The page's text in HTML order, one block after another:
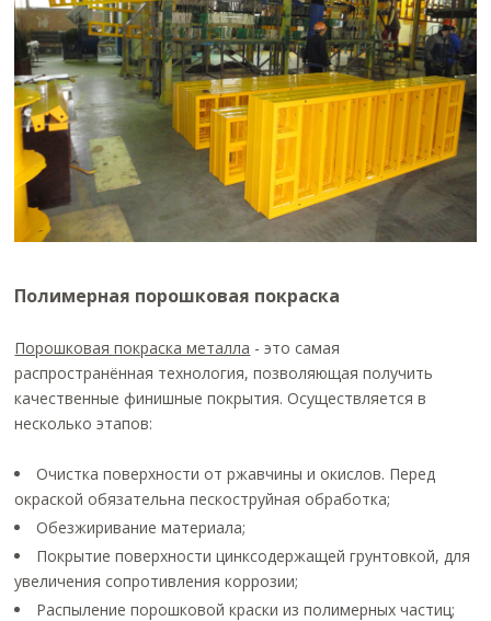
Полимерная порошковая покраска
Порошковая покраска металла - это самая
распространённая технология, позволяющая получить
качественные финишные покрытия. Осуществляется в
несколько этапов:
Очистка поверхности от ржавчины и окислов. Перед
окраской обязательна пескоструйная обработка;
Обезжиривание материала;
Покрытие поверхности цинксодержащей грунтовкой, для
увеличения сопротивления коррозии;
Распыление порошковой краски из полимерных частиц;